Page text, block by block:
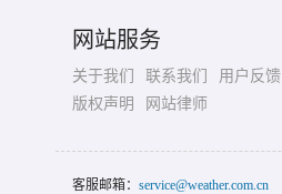
网站服务
关于我们 联系我们
用户反馈
版权声明
网站律师
客服邮箱： service@weather.com.cn